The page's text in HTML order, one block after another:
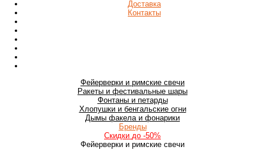
Доставка
Контакты
Фейерверки и римские свечи
Ракеты и фестивальные шары
Фонтаны и петарды
Хлопушки и бенгальские огни
Дымы факела и фонарики
Бренды
Скидки до -50%
Фейерверки и римские свечи